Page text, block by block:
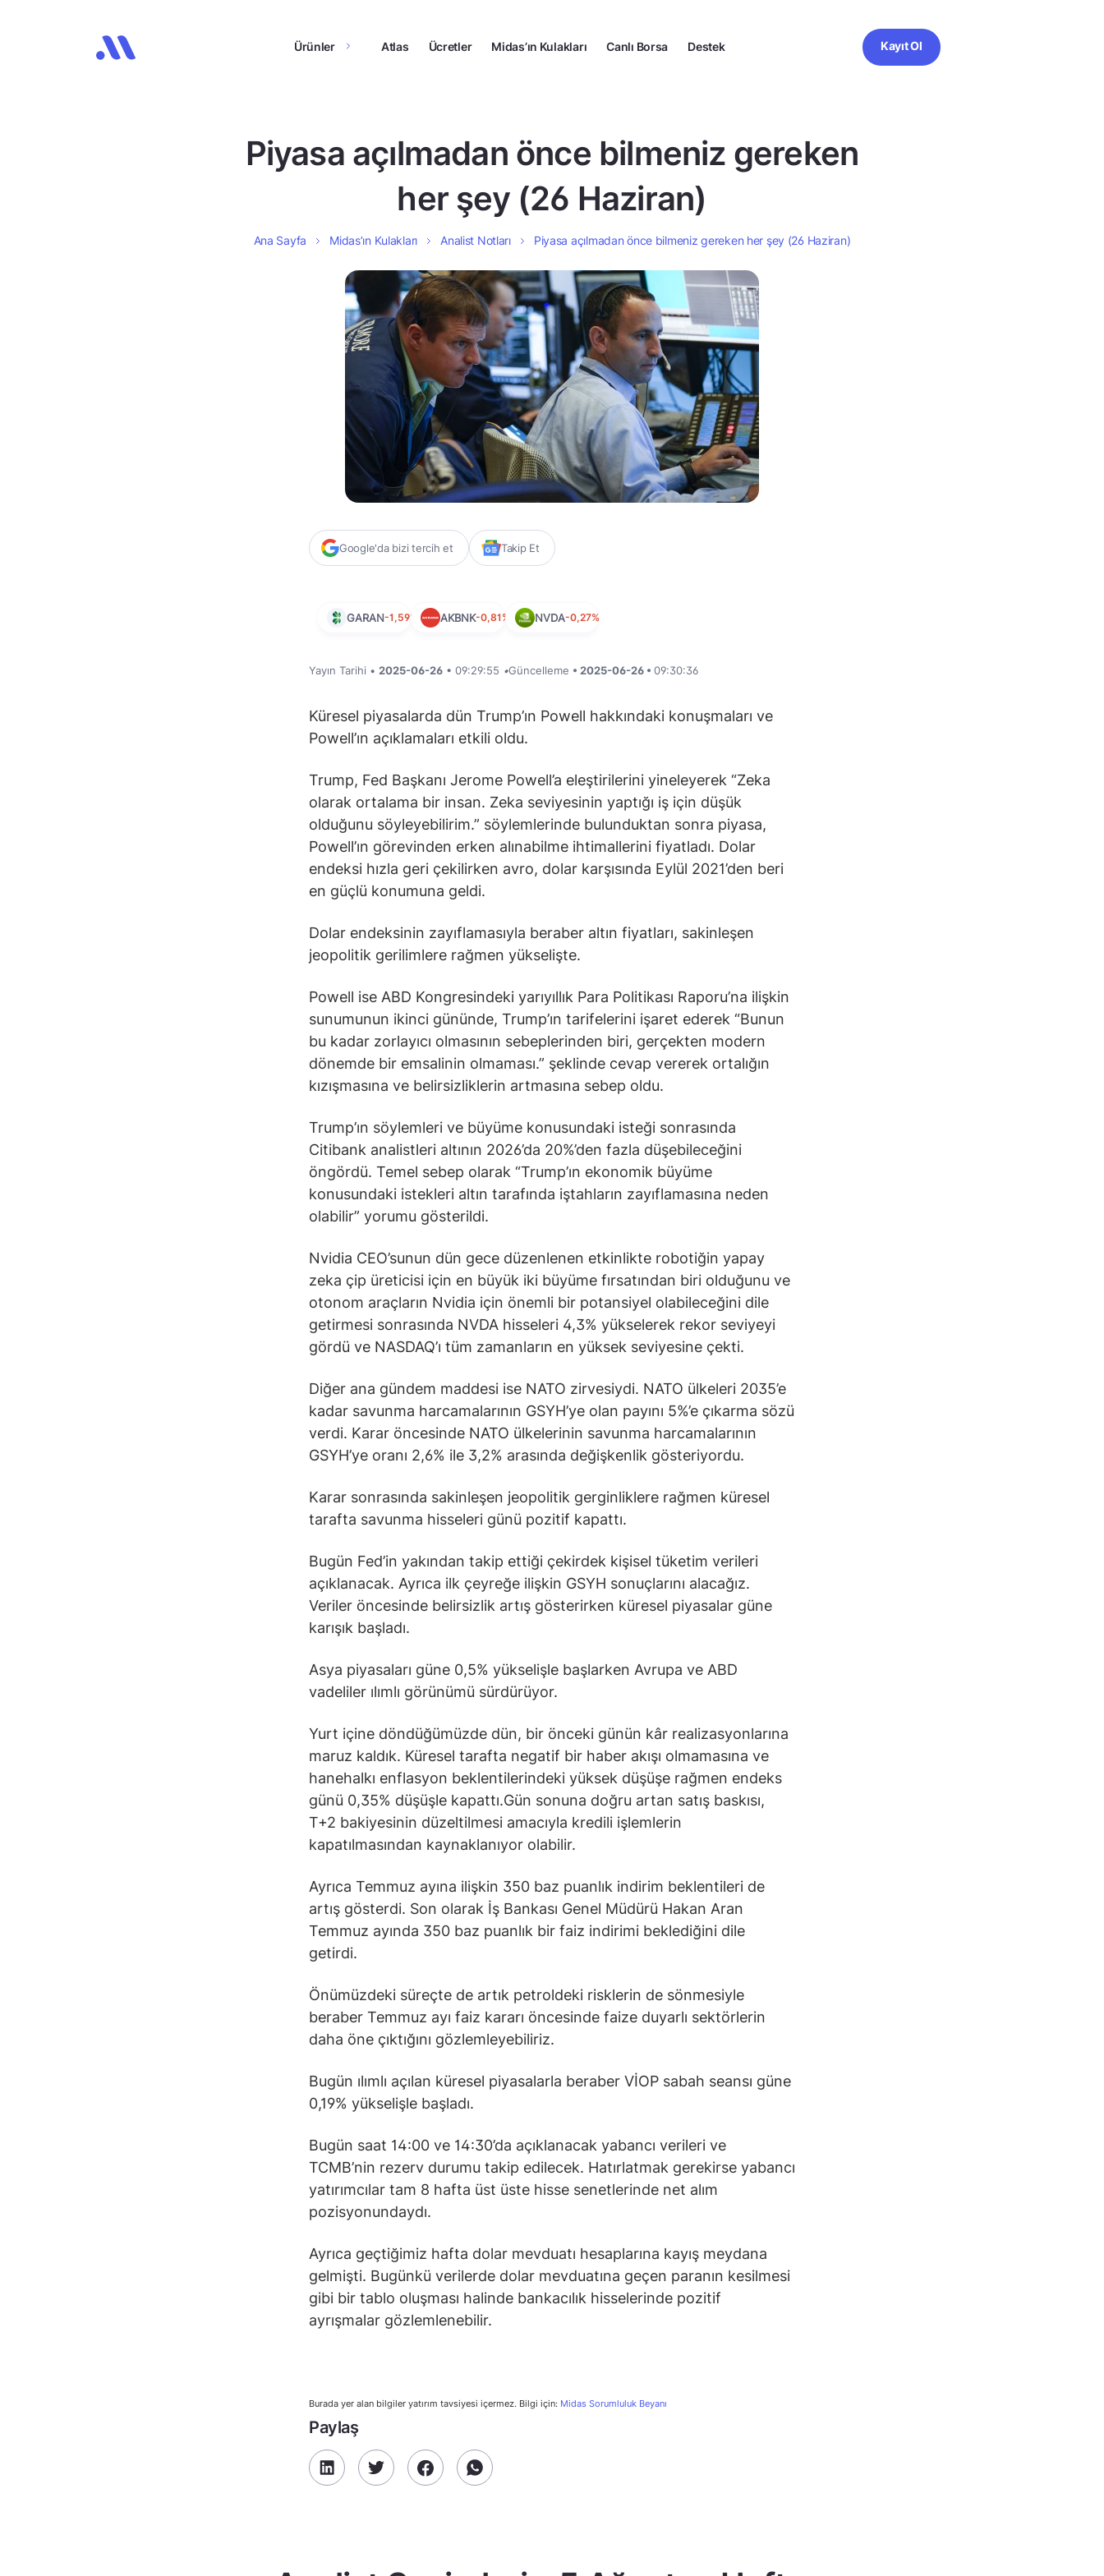
Ürünler Atlas Ücretler Midas’ın Kulakları Canlı Borsa Destek Kayıt Ol
Piyasa açılmadan önce bilmeniz gereken
her şey (26 Haziran)
Ana Sayfa Midas’ın Kulakları Analist Notları Piyasa açılmadan önce bilmeniz gereken her şey (26 Haziran)
Google'da bizi tercih et Takip Et
GARAN-1,59% AKBNK-0,81% NVDA-0,27%
Yayın Tarihi • 2025-06-26 • 09:29:55 •Güncelleme • 2025-06-26 • 09:30:36
Küresel piyasalarda dün Trump’ın Powell hakkındaki konuşmaları ve
Powell’ın açıklamaları etkili oldu.
Trump, Fed Başkanı Jerome Powell’a eleştirilerini yineleyerek “Zeka
olarak ortalama bir insan. Zeka seviyesinin yaptığı iş için düşük
olduğunu söyleyebilirim.” söylemlerinde bulunduktan sonra piyasa,
Powell’ın görevinden erken alınabilme ihtimallerini fiyatladı. Dolar
endeksi hızla geri çekilirken avro, dolar karşısında Eylül 2021’den beri
en güçlü konumuna geldi.
Dolar endeksinin zayıflamasıyla beraber altın fiyatları, sakinleşen
jeopolitik gerilimlere rağmen yükselişte.
Powell ise ABD Kongresindeki yarıyıllık Para Politikası Raporu’na ilişkin
sunumunun ikinci gününde, Trump’ın tarifelerini işaret ederek “Bunun
bu kadar zorlayıcı olmasının sebeplerinden biri, gerçekten modern
dönemde bir emsalinin olmaması.” şeklinde cevap vererek ortalığın
kızışmasına ve belirsizliklerin artmasına sebep oldu.
Trump’ın söylemleri ve büyüme konusundaki isteği sonrasında
Citibank analistleri altının 2026’da 20%’den fazla düşebileceğini
öngördü. Temel sebep olarak “Trump’ın ekonomik büyüme
konusundaki istekleri altın tarafında iştahların zayıflamasına neden
olabilir” yorumu gösterildi.
Nvidia CEO’sunun dün gece düzenlenen etkinlikte robotiğin yapay
zeka çip üreticisi için en büyük iki büyüme fırsatından biri olduğunu ve
otonom araçların Nvidia için önemli bir potansiyel olabileceğini dile
getirmesi sonrasında NVDA hisseleri 4,3% yükselerek rekor seviyeyi
gördü ve NASDAQ’ı tüm zamanların en yüksek seviyesine çekti.
Diğer ana gündem maddesi ise NATO zirvesiydi. NATO ülkeleri 2035’e
kadar savunma harcamalarının GSYH’ye olan payını 5%’e çıkarma sözü
verdi. Karar öncesinde NATO ülkelerinin savunma harcamalarının
GSYH’ye oranı 2,6% ile 3,2% arasında değişkenlik gösteriyordu.
Karar sonrasında sakinleşen jeopolitik gerginliklere rağmen küresel
tarafta savunma hisseleri günü pozitif kapattı.
Bugün Fed’in yakından takip ettiği çekirdek kişisel tüketim verileri
açıklanacak. Ayrıca ilk çeyreğe ilişkin GSYH sonuçlarını alacağız.
Veriler öncesinde belirsizlik artış gösterirken küresel piyasalar güne
karışık başladı.
Asya piyasaları güne 0,5% yükselişle başlarken Avrupa ve ABD
vadeliler ılımlı görünümü sürdürüyor.
Yurt içine döndüğümüzde dün, bir önceki günün kâr realizasyonlarına
maruz kaldık. Küresel tarafta negatif bir haber akışı olmamasına ve
hanehalkı enflasyon beklentilerindeki yüksek düşüşe rağmen endeks
günü 0,35% düşüşle kapattı.Gün sonuna doğru artan satış baskısı,
T+2 bakiyesinin düzeltilmesi amacıyla kredili işlemlerin
kapatılmasından kaynaklanıyor olabilir.
Ayrıca Temmuz ayına ilişkin 350 baz puanlık indirim beklentileri de
artış gösterdi. Son olarak İş Bankası Genel Müdürü Hakan Aran
Temmuz ayında 350 baz puanlık bir faiz indirimi beklediğini dile
getirdi.
Önümüzdeki süreçte de artık petroldeki risklerin de sönmesiyle
beraber Temmuz ayı faiz kararı öncesinde faize duyarlı sektörlerin
daha öne çıktığını gözlemleyebiliriz.
Bugün ılımlı açılan küresel piyasalarla beraber VİOP sabah seansı güne
0,19% yükselişle başladı.
Bugün saat 14:00 ve 14:30’da açıklanacak yabancı verileri ve
TCMB’nin rezerv durumu takip edilecek. Hatırlatmak gerekirse yabancı
yatırımcılar tam 8 hafta üst üste hisse senetlerinde net alım
pozisyonundaydı.
Ayrıca geçtiğimiz hafta dolar mevduatı hesaplarına kayış meydana
gelmişti. Bugünkü verilerde dolar mevduatına geçen paranın kesilmesi
gibi bir tablo oluşması halinde bankacılık hisselerinde pozitif
ayrışmalar gözlemlenebilir.
Burada yer alan bilgiler yatırım tavsiyesi içermez. Bilgi için: Midas Sorumluluk Beyanı
Paylaş